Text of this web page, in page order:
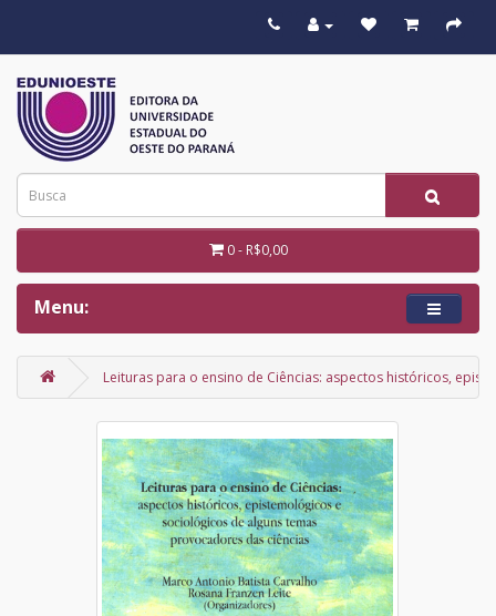
0 - R$0,00
Menu:
Leituras para o ensino de Ciências: aspectos históricos,